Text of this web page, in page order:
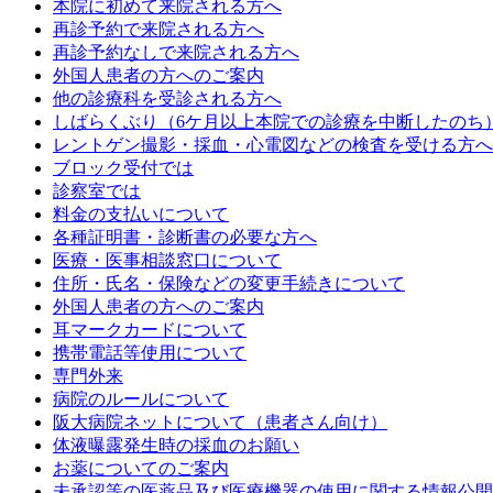
本院に初めて来院される方へ
再診予約で来院される方へ
再診予約なしで来院される方へ
外国人患者の方へのご案内
他の診療科を受診される方へ
しばらくぶり（6ケ月以上本院での診療を中断したのち
レントゲン撮影・採血・心電図などの検査を受ける方へ
ブロック受付では
診察室では
料金の支払いについて
各種証明書・診断書の必要な方へ
医療・医事相談窓口について
住所・氏名・保険などの変更手続きについて
外国人患者の方へのご案内
耳マークカードについて
携帯電話等使用について
専門外来
病院のルールについて
阪大病院ネットについて（患者さん向け）
体液曝露発生時の採血のお願い
お薬についてのご案内